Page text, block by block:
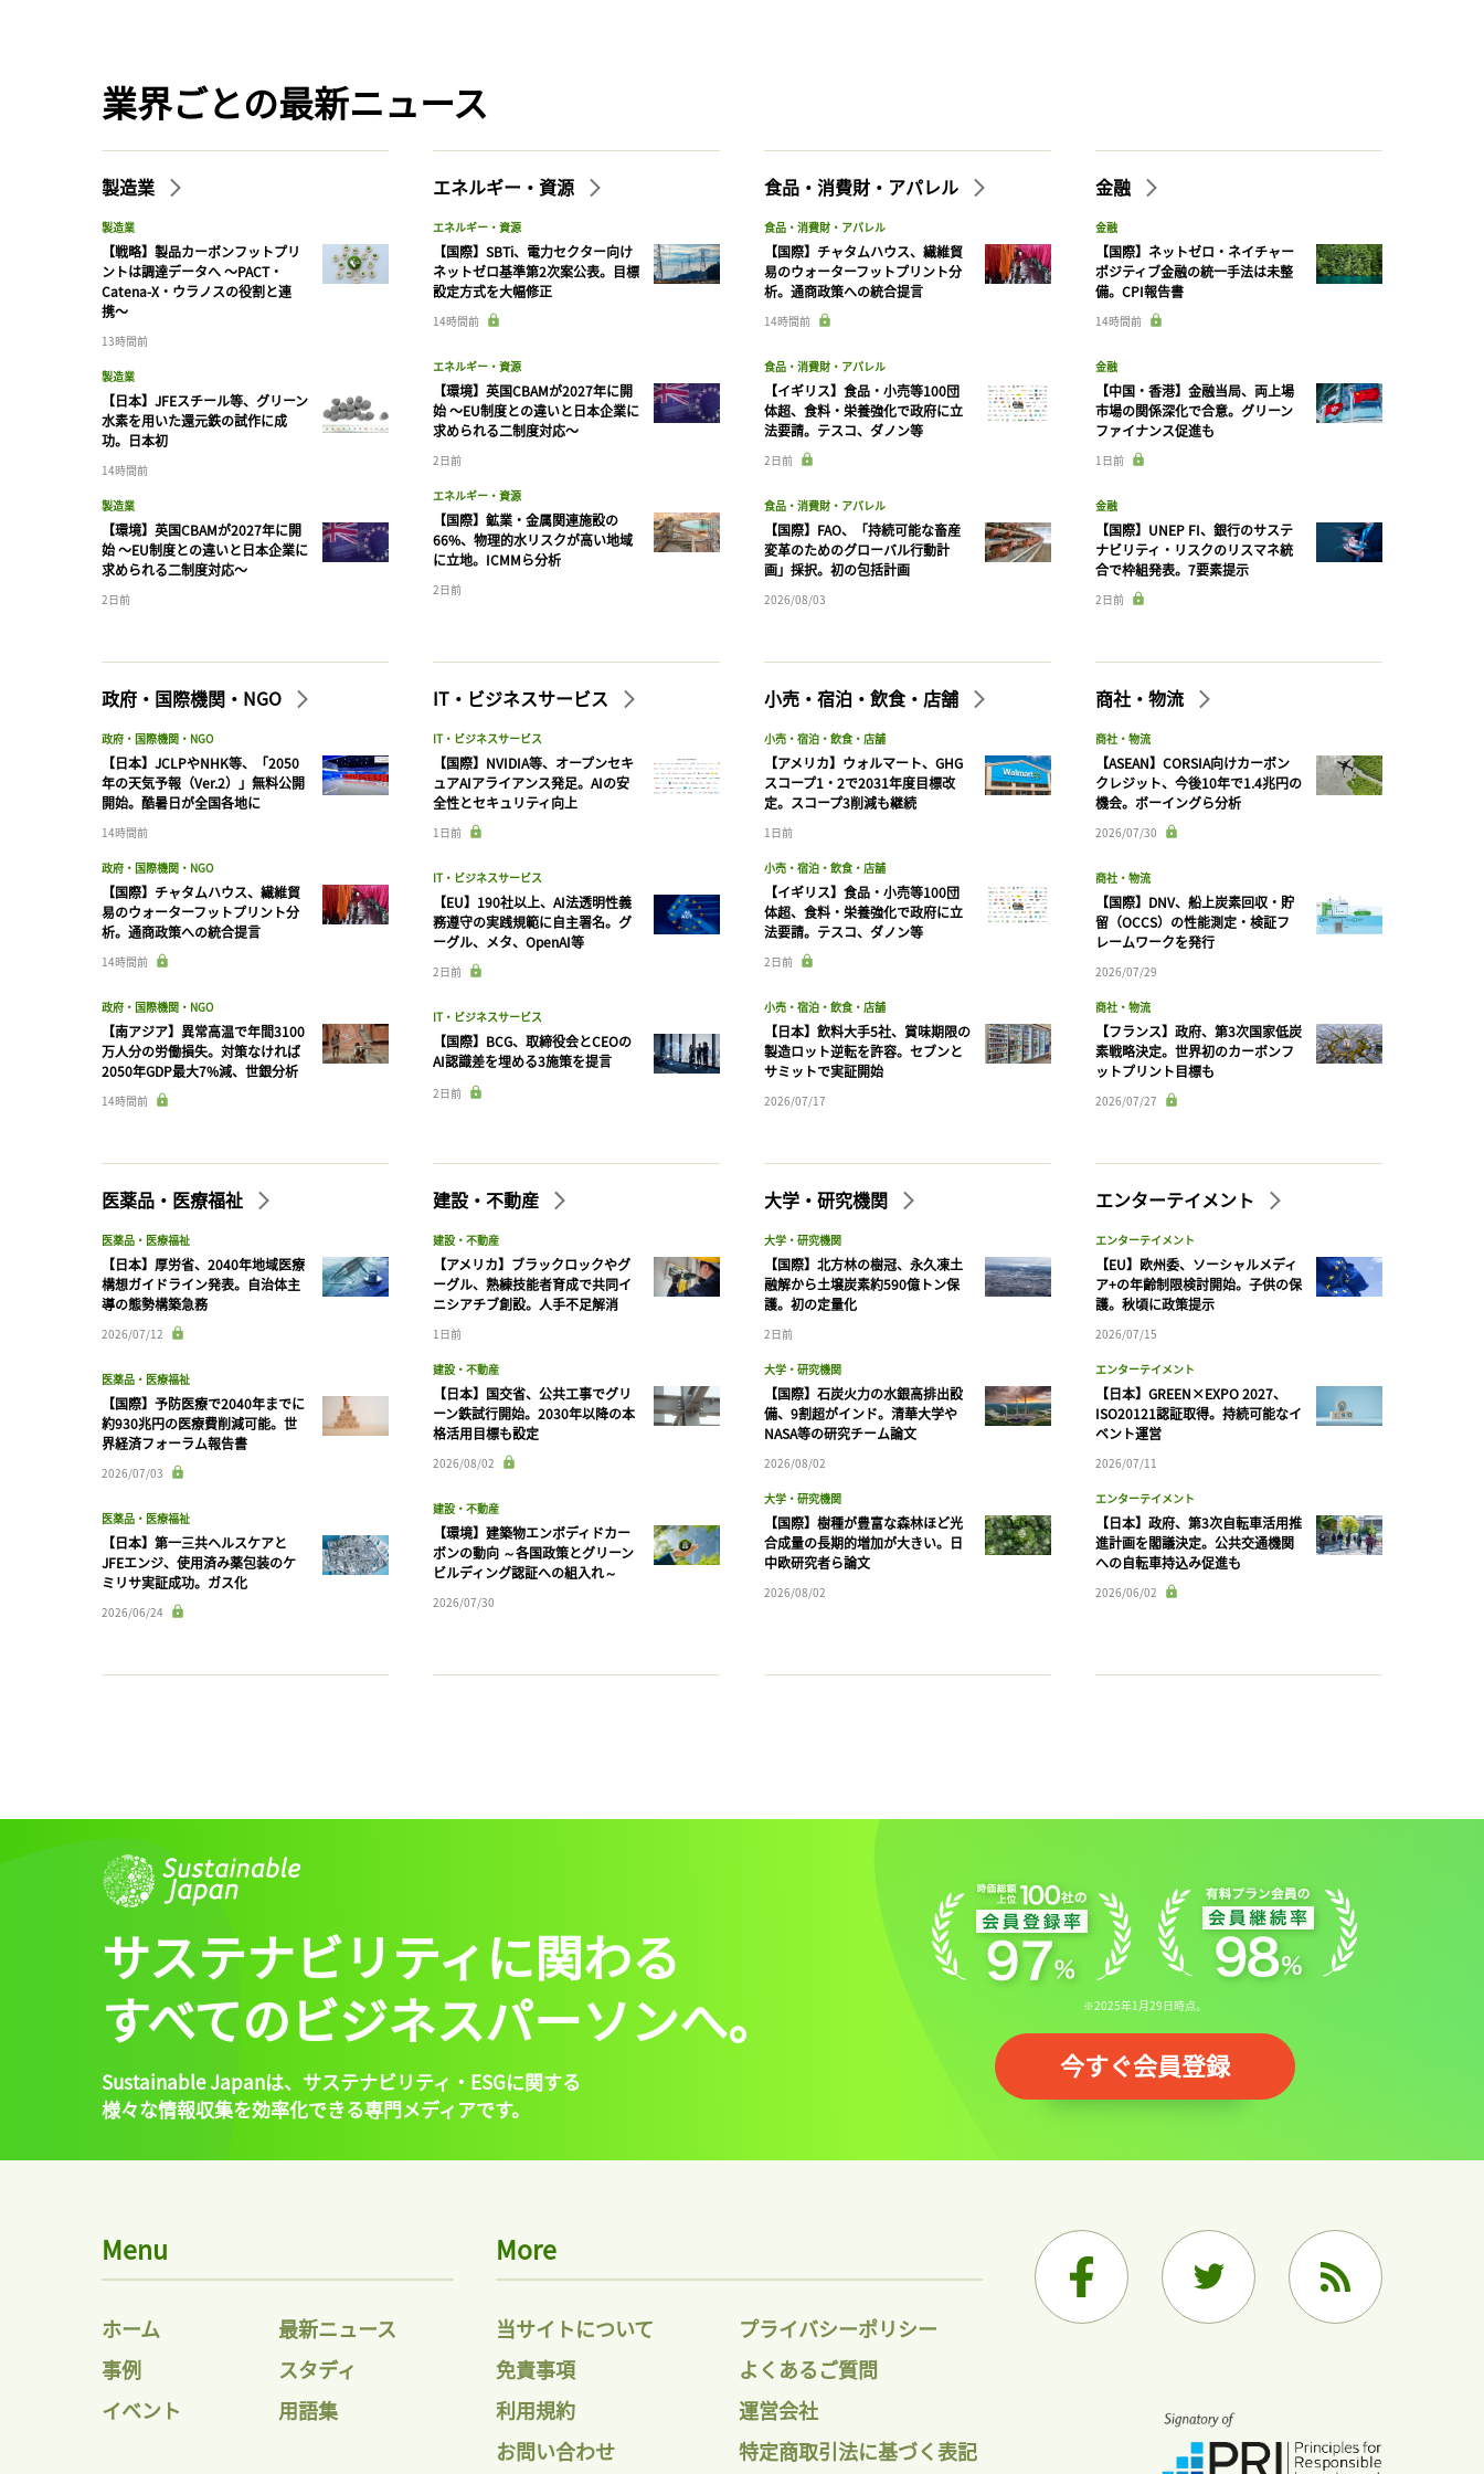
業界ごとの最新ニュース
製造業
製造業
【戦略】製品カーボンフットプリ
ントは調達データへ 〜PACT・
Catena-X・ウラノスの役割と連
携〜
13時間前
製造業
【日本】JFEスチール等、グリーン
水素を用いた還元鉄の試作に成
功。日本初
14時間前
製造業
【環境】英国CBAMが2027年に開
始 〜EU制度との違いと日本企業に
求められる二制度対応〜
2日前
エネルギー・資源
エネルギー・資源
【国際】SBTi、電力セクター向け
ネットゼロ基準第2次案公表。目標
設定方式を大幅修正
14時間前
エネルギー・資源
【環境】英国CBAMが2027年に開
始 〜EU制度との違いと日本企業に
求められる二制度対応〜
2日前
エネルギー・資源
【国際】鉱業・金属関連施設の
66%、物理的水リスクが高い地域
に立地。ICMMら分析
2日前
食品・消費財・アパレル
食品・消費財・アパレル
【国際】チャタムハウス、繊維貿
易のウォーターフットプリント分
析。通商政策への統合提言
14時間前
食品・消費財・アパレル
【イギリス】食品・小売等100団
体超、食料・栄養強化で政府に立
法要請。テスコ、ダノン等
2日前
食品・消費財・アパレル
【国際】FAO、「持続可能な畜産
変革のためのグローバル行動計
画」採択。初の包括計画
2026/08/03
金融
金融
【国際】ネットゼロ・ネイチャー
ポジティブ金融の統一手法は未整
備。CPI報告書
14時間前
金融
【中国・香港】金融当局、両上場
市場の関係深化で合意。グリーン
ファイナンス促進も
1日前
金融
【国際】UNEP FI、銀行のサステ
ナビリティ・リスクのリスマネ統
合で枠組発表。7要素提示
2日前
政府・国際機関・NGO
政府・国際機関・NGO
【日本】JCLPやNHK等、「2050
年の天気予報（Ver.2）」無料公開
開始。酷暑日が全国各地に
14時間前
政府・国際機関・NGO
【国際】チャタムハウス、繊維貿
易のウォーターフットプリント分
析。通商政策への統合提言
14時間前
政府・国際機関・NGO
【南アジア】異常高温で年間3100
万人分の労働損失。対策なければ
2050年GDP最大7%減、世銀分析
14時間前
IT・ビジネスサービス
IT・ビジネスサービス
【国際】NVIDIA等、オープンセキ
ュアAIアライアンス発足。AIの安
全性とセキュリティ向上
1日前
IT・ビジネスサービス
【EU】190社以上、AI法透明性義
務遵守の実践規範に自主署名。グ
ーグル、メタ、OpenAI等
2日前
IT・ビジネスサービス
【国際】BCG、取締役会とCEOの
AI認識差を埋める3施策を提言
2日前
小売・宿泊・飲食・店舗
小売・宿泊・飲食・店舗
【アメリカ】ウォルマート、GHG
スコープ1・2で2031年度目標改
定。スコープ3削減も継続
1日前
小売・宿泊・飲食・店舗
【イギリス】食品・小売等100団
体超、食料・栄養強化で政府に立
法要請。テスコ、ダノン等
2日前
小売・宿泊・飲食・店舗
【日本】飲料大手5社、賞味期限の
製造ロット逆転を許容。セブンと
サミットで実証開始
2026/07/17
商社・物流
商社・物流
【ASEAN】CORSIA向けカーボン
クレジット、今後10年で1.4兆円の
機会。ボーイングら分析
2026/07/30
商社・物流
【国際】DNV、船上炭素回収・貯
留（OCCS）の性能測定・検証フ
レームワークを発行
2026/07/29
商社・物流
【フランス】政府、第3次国家低炭
素戦略決定。世界初のカーボンフ
ットプリント目標も
2026/07/27
医薬品・医療福祉
医薬品・医療福祉
【日本】厚労省、2040年地域医療
構想ガイドライン発表。自治体主
導の態勢構築急務
2026/07/12
医薬品・医療福祉
【国際】予防医療で2040年までに
約930兆円の医療費削減可能。世
界経済フォーラム報告書
2026/07/03
医薬品・医療福祉
【日本】第一三共ヘルスケアと
JFEエンジ、使用済み薬包装のケ
ミリサ実証成功。ガス化
2026/06/24
建設・不動産
建設・不動産
【アメリカ】ブラックロックやグ
ーグル、熟練技能者育成で共同イ
ニシアチブ創設。人手不足解消
1日前
建設・不動産
【日本】国交省、公共工事でグリ
ーン鉄試行開始。2030年以降の本
格活用目標も設定
2026/08/02
建設・不動産
【環境】建築物エンボディドカー
ボンの動向 ～各国政策とグリーン
ビルディング認証への組入れ～
2026/07/30
大学・研究機関
大学・研究機関
【国際】北方林の樹冠、永久凍土
融解から土壌炭素約590億トン保
護。初の定量化
2日前
大学・研究機関
【国際】石炭火力の水銀高排出設
備、9割超がインド。清華大学や
NASA等の研究チーム論文
2026/08/02
大学・研究機関
【国際】樹種が豊富な森林ほど光
合成量の長期的増加が大きい。日
中欧研究者ら論文
2026/08/02
エンターテイメント
エンターテイメント
【EU】欧州委、ソーシャルメディ
ア+の年齢制限検討開始。子供の保
護。秋頃に政策提示
2026/07/15
エンターテイメント
【日本】GREEN×EXPO 2027、
ISO20121認証取得。持続可能なイ
ベント運営
2026/07/11
エンターテイメント
【日本】政府、第3次自転車活用推
進計画を閣議決定。公共交通機関
への自転車持込み促進も
2026/06/02
ログインが必要です
会員登録
サステナビリティに関わる
すべてのビジネスパーソンへ。
Sustainable Japanは、 サステナビリティ・ESGに関する
様々な情報収集を効率化できる専門メディアです。
※2025年1月29日時点。
今すぐ会員登録
Menu
ホーム
最新ニュース
事例
スタディ
イベント
用語集
More
当サイトについて
プライバシーポリシー
免責事項
よくあるご質問
利用規約
運営会社
お問い合わせ
特定商取引法に基づく表記